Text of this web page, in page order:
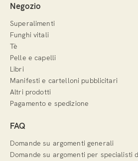
Negozio
Superalimenti
Funghi vitali
Tè
Pelle e capelli
Libri
Manifesti e cartelloni pubblicitari
Altri prodotti
Pagamento e spedizione
FAQ
Domande su argomenti generali
Domande su argomenti per specialisti